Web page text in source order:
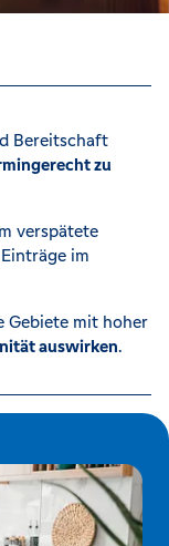
Bereitschaft
zu
verspätete
im
Gebiete mit hoher
auswirken.​